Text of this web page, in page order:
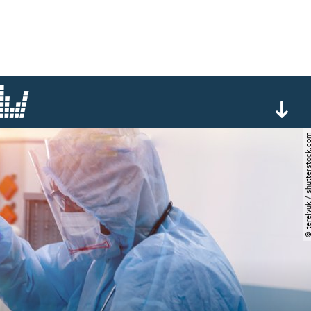
© terelyuk /